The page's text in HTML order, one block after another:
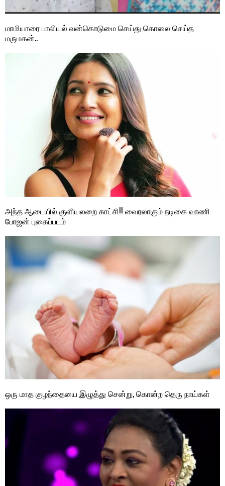
மாமியாரை பாலியல் வன்கொடுமை செய்து கொலை செய்த
மருமகன்..
அந்த ஆடையில் குளியலறை காட்சி!! வைரலாகும் நடிகை வாணி
போஜன் புகைப்படம்
ஒரு மாத குழந்தையை இழுத்து சென்று, கொன்ற தெரு நாய்கள்